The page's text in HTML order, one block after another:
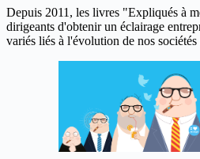
Depuis 2011, les livres "Expliqués à
dirigeants d'obtenir un éclairage
variés liés à l'évolution de nos